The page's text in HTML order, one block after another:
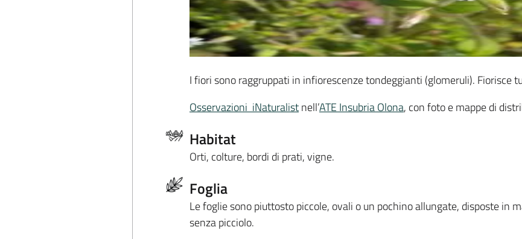
I fiori sono raggruppati in infiorescenze tondeggianti (glomeruli). Fiorisce
Osservazioni iNaturalistnell’ATE Insubria Olona, con foto e mappe di
Habitat
Orti, colture, bordi di prati, vigne.
Foglia
Le foglie sono piuttosto piccole, ovali o un pochino allungate, disposte in
senza picciolo.